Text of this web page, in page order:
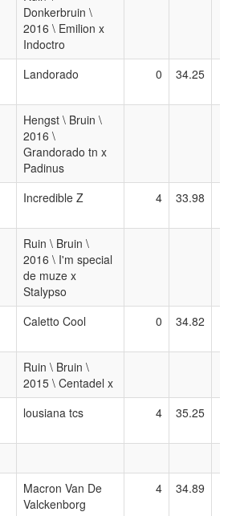
Donkerbruin \
2016 \ Emilion x
Indoctro
Landorado 0 34.25
Hengst \ Bruin \
2016 \
Grandorado tn x
Padinus
Incredible Z 4 33.98
Ruin \ Bruin \
2016 \ I'm special
de muze x
Stalypso
Caletto Cool 0 34.82
Ruin \ Bruin \
2015 \ Centadel x
lousiana tcs 4 35.25
Macron Van De
Valckenborg
4 34.89